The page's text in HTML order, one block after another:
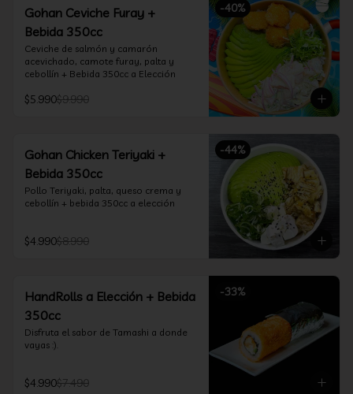
Queso Crema y Cebollín, frito en
tempura
*Incluye 2 palitos, 2 soya 30ml, 1 salsa
teriyaki 30ml
-40%
Gohan Ceviche Furay +
Bebida 350cc
Ceviche de salmón y camarón
acevichado, camote furay, palta y
cebollín + Bebida 350cc a Elección
$5.990$9.990
-44%
Gohan Chicken Teriyaki +
Bebida 350cc
Pollo Teriyaki, palta, queso crema y
cebollín + bebida 350cc a elección
$4.990$8.990
-33%
HandRolls a Elección + Bebida
350cc
Disfruta el sabor de Tamashi a donde
vayas :).
$4.990$7.490